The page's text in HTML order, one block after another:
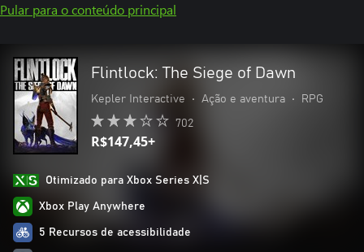
Pular para o conteúdo principal
Flintlock: The Siege of Dawn
Kepler Interactive • Ação e aventura • RPG
702
R$147,45+
Otimizado para Xbox Series X|S
Xbox Play Anywhere
5 Recursos de acessibilidade